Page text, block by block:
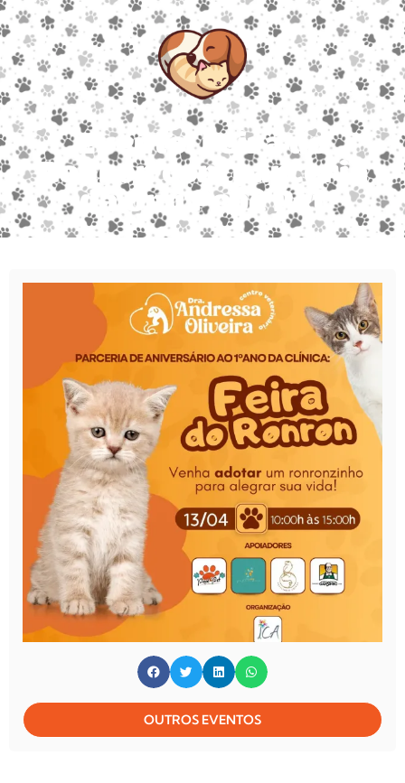
Evento: Feira do
Ronron com parceria
da Ong Pepê Pet
OUTROS EVENTOS